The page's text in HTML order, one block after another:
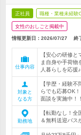
正社員 職種・業種未経験
女性のおしごと掲載中
情報更新日：2026/07/27 終
仕事内容
【安心の研修
ま自身や手荷
人暮らしを応援♪
対象と
なる方
【学歴・経験
らでも応募OK
面談を実施中！！
勤務地
【転勤なし！
＆無料送迎バス